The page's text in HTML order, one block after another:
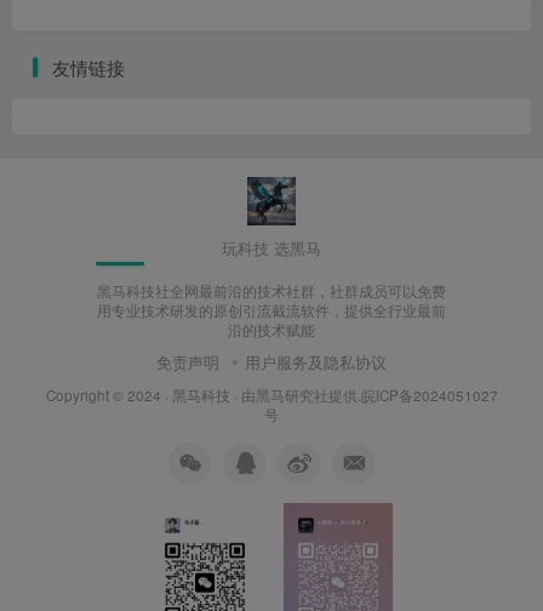
友情链接
玩科技 选黑马
黑马科技社全网最前沿的技术社群，社群成员可以免费
用专业技术研发的原创引流截流软件，提供全行业最前
沿的技术赋能
免责声明 用户服务及隐私协议
Copyright © 2024 · 黑马科技 · 由黑马研究社提供.皖ICP备2024051027
号